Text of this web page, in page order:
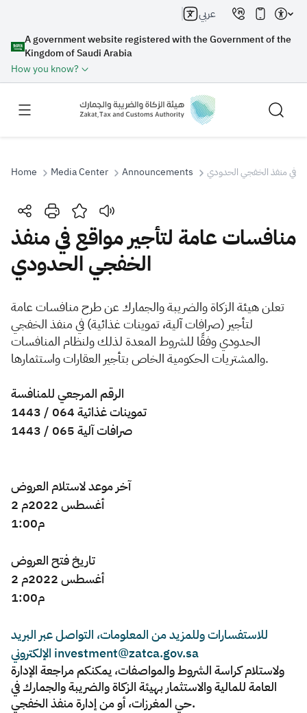
A government website registered with the Government of the
Kingdom of Saudi Arabia
How you know?
عربي
Search
Search Search AI
Suggestions
Zakat Customs VAT
Tax Declaration
Real Estate Transactions
Home Media Center Announcements في منفذ الخفجي الحدودي
منافسات عامة لتأجير مواقع في منفذ
الخفجي الحدودي
​تعلنهيئة الزكاة والضريبة والجمارك عن طرح منافسات عامة
لتأجير (صرافات آلية، تموينات غذائية) في منفذ الخفجي
الحدودي وفقًا للشروط المعدة لذلك ولنظام المنافسات
والمشتريات الحكومية الخاص بتأجير العقارات واستثمارها.
الرقم المرجعي للمنافسة
​آخر موعد لاستلام العروض
2 أغسطس 2022م
تاريخ فتح العروض
2 أغسطس 2022م
للاستفسارات وللمزيد من المعلومات، التواصل عبر البريد
الإلكتروني investment@zatca.gov.sa
ولاستلام كراسة الشروط والمواصفات، يمكنكم مراجعة الإدارة
العامة للمالية والاستثمار بهيئة الزكاة والضريبة والجمارك في
حي المغرزات، أو من إدارة منفذ الخفجي.​